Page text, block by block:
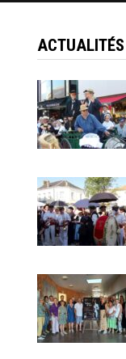
ACTUALITÉS